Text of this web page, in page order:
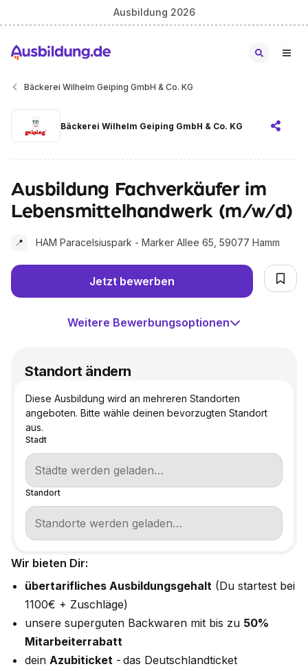
Ausbildung 2026
Bäckerei Wilhelm Geiping GmbH & Co. KG
Bäckerei Wilhelm Geiping GmbH & Co. KG
Ausbildung Fachverkäufer im
Lebensmittelhandwerk (m/w/d)
📍 HAM Paracelsiuspark - Marker Allee 65, 59077 Hamm
Jetzt bewerben
Weitere Bewerbungsoptionen
Wir bieten Dir:
übertarifliches Ausbildungsgehalt (Du startest bei
1100€ + Zuschläge)
unsere superguten Backwaren mit bis zu 50%
Mitarbeiterrabatt
dein Azubiticket - das Deutschlandticket
Standort ändern
Diese Ausbildung wird an mehreren Standorten
angeboten. Bitte wähle deinen bevorzugten Standort
aus.
Stadt
Standort